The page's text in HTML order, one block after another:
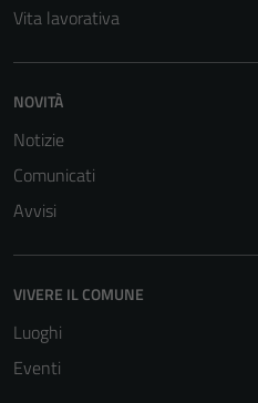
Vita lavorativa
NOVITÀ
Notizie
Comunicati
Avvisi
VIVERE IL COMUNE
Luoghi
Eventi